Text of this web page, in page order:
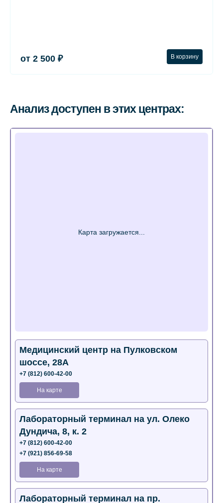
от 2 500 ₽ В корзину
Анализ доступен в этих центрах:
Медицинский центр на Пулковском
шоссе, 28А
+7 (812) 600-42-00
На карте
Лабораторный терминал на ул. Олеко
Дундича, 8, к. 2
+7 (812) 600-42-00
+7 (921) 856-69-58
На карте
Лабораторный терминал на пр.